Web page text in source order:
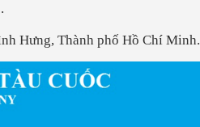
Hưng, Thành phố Hồ Chí Minh.